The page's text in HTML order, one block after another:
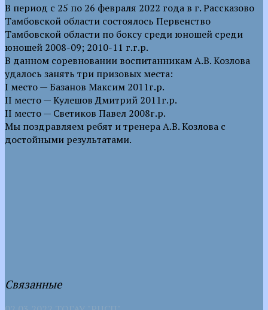
В период с 25 по 26 февраля 2022 года в г. Рассказово
Тамбовской области состоялось Первенство
Тамбовской области по боксу среди юношей среди
юношей 2008-09; 2010-11 г.г.р.
В данном соревновании воспитанникам А.В. Козлова
удалось занять три призовых места:
I место — Базанов Максим 2011г.р.
II место — Кулешов Дмитрий 2011г.р.
II место — Светиков Павел 2008г.р.
Мы поздравляем ребят и тренера А.В. Козлова с
достойными результатами.
Связанные